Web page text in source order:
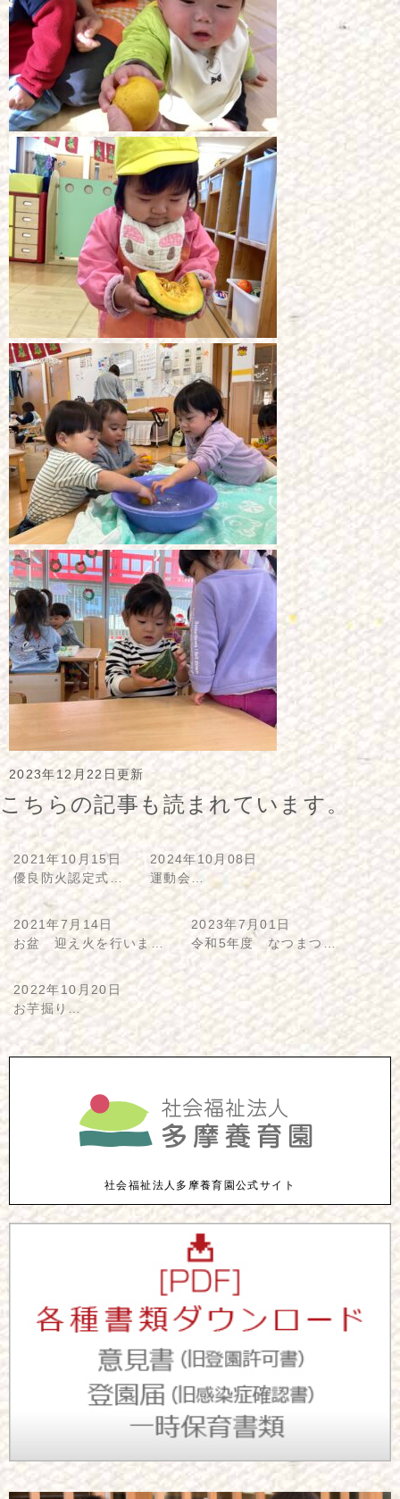
2023年12月22日更新
こちらの記事も読まれています。
2021年10月15日
優良防火認定式…
2024年10月08日
運動会…
2021年7月14日
お盆 迎え火を行いま…
2023年7月01日
令和5年度 なつまつ…
2022年10月20日
お芋掘り…
社会福祉法人多摩養育園公式サイト